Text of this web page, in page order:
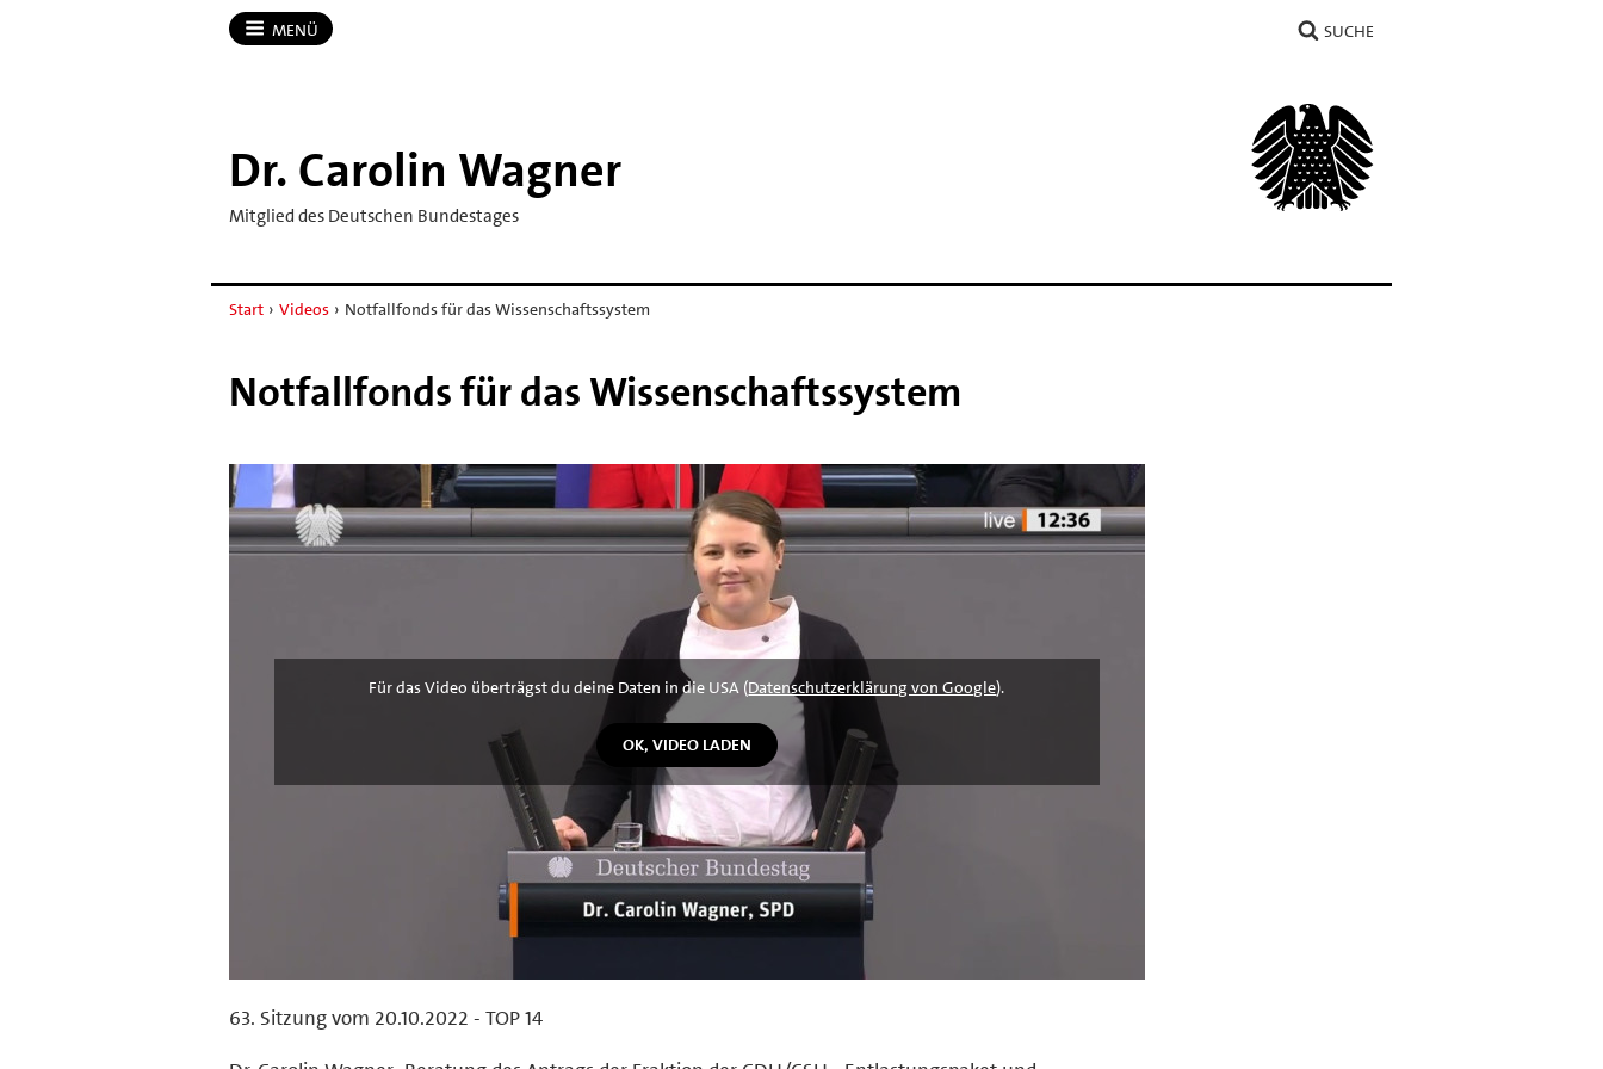
MENÜ SUCHE
Dr.​ Carolin Wagner
Mitglied des Deutschen Bundestages
Start › Videos › Notfallfonds für das Wissenschaftssystem
Notfallfonds für das Wissenschaftssystem
Für das Video überträgst du deine Daten in die USA (Datenschutzerklärung von Google).
63. Sitzung vom 20.10.2022 - TOP 14